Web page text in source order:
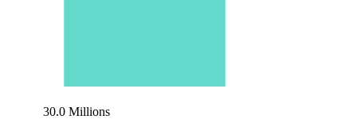
30.0 Millions